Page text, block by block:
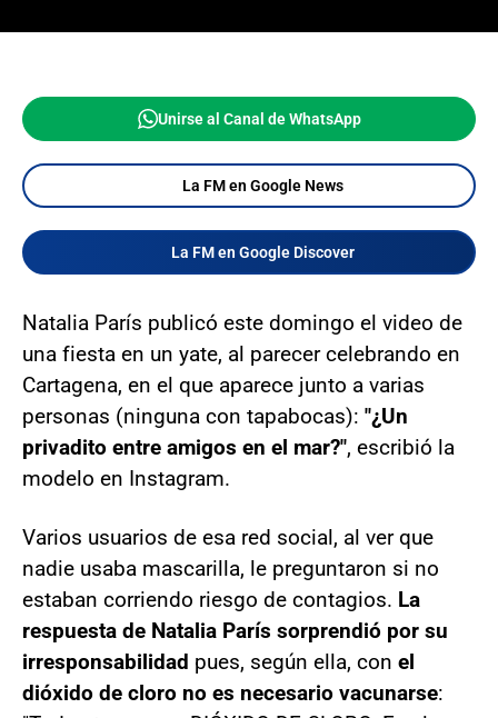
Unirse al Canal de WhatsApp
La FM en Google News
La FM en Google Discover
Natalia París publicó este domingo el video de
una fiesta en un yate, al parecer celebrando en
Cartagena, en el que aparece junto a varias
personas (ninguna con tapabocas): "¿Un
privadito entre amigos en el mar?", escribió la
modelo en Instagram.
Varios usuarios de esa red social, al ver que
nadie usaba mascarilla, le preguntaron si no
estaban corriendo riesgo de contagios. La
respuesta de Natalia París sorprendió por su
irresponsabilidad pues, según ella, con el
dióxido de cloro no es necesario vacunarse: